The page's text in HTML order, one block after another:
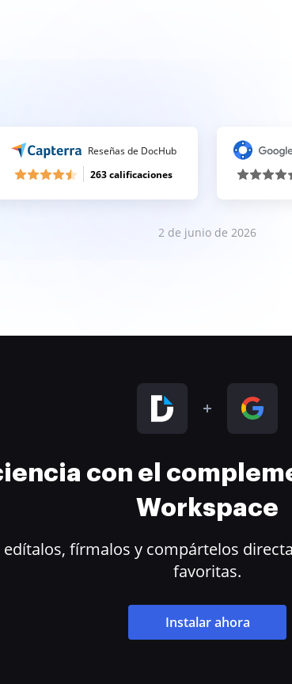
Reseñas de DocHub
263 calificaciones
2 de junio de 2026
con el
Workspace
fírmalos y compártelos
favoritas.
Instalar ahora